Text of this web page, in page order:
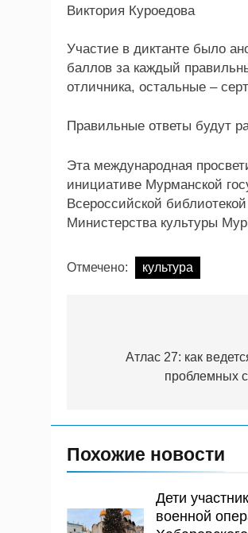
Виктория Куроедова
Участие в диктанте было
баллов за каждый
отличника, остальные –
Правильные ответы будут
Эта международная
инициативе Мурманской
Всероссийской
Министерства культуры
Отмечено: культура
Атлас 27: как
проблемных
Похожие новости
Дети
военной